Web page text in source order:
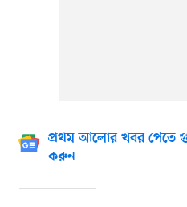
প্রথম আলোর খবর পেতে
করুন